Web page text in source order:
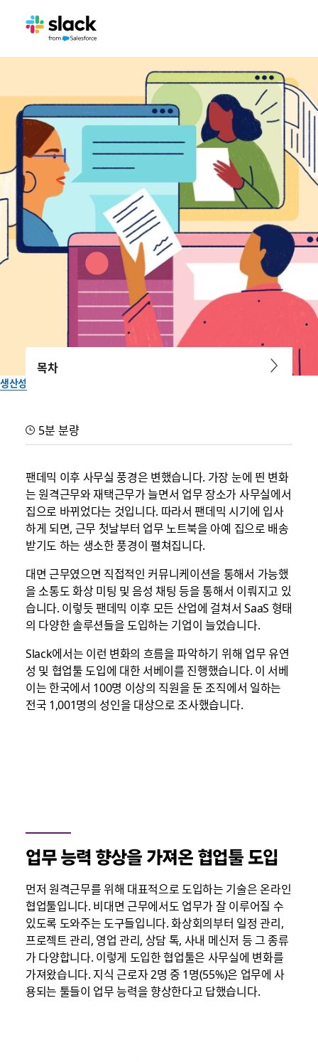
생산성
협업툴 도입이 가져온 언택트 시대
Slack에서는 팬데믹 동안 업무 변화의 흐름을 파악하기 위해 업무 유
연성 및 협업툴 도입에 대한 서베이를 진행했습니다.
Slack 팀이 작성
2022년 5월 19일
목차
5분 분량
팬데믹 이후 사무실 풍경은 변했습니다. 가장 눈에 띈 변화
는 원격근무와 재택근무가 늘면서 업무 장소가 사무실에서
집으로 바뀌었다는 것입니다. 따라서 팬데믹 시기에 입사
하게 되면, 근무 첫날부터 업무 노트북을 아예 집으로 배송
받기도 하는 생소한 풍경이 펼쳐집니다.
대면 근무였으면 직접적인 커뮤니케이션을 통해서 가능했
을 소통도 화상 미팅 및 음성 채팅 등을 통해서 이뤄지고 있
습니다. 이렇듯 팬데믹 이후 모든 산업에 걸쳐서 SaaS 형태
의 다양한 솔루션들을 도입하는 기업이 늘었습니다.
Slack에서는 이런 변화의 흐름을 파악하기 위해 업무 유연
성 및 협업툴 도입에 대한 서베이를 진행했습니다. 이 서베
이는 한국에서 100명 이상의 직원을 둔 조직에서 일하는
전국 1,001명의 성인을 대상으로 조사했습니다.
업무 능력 향상을 가져온 협업툴 도입
먼저 원격근무를 위해 대표적으로 도입하는 기술은 온라인
협업툴입니다. 비대면 근무에서도 업무가 잘 이루어질 수
있도록 도와주는 도구들입니다. 화상회의부터 일정 관리,
프로젝트 관리, 영업 관리, 상담 톡, 사내 메신저 등 그 종류
가 다양합니다. 이렇게 도입한 협업툴은 사무실에 변화를
가져왔습니다. 지식 근로자 2명 중 1명(55%)은 업무에 사
용되는 툴들이 업무 능력을 향상한다고 답했습니다.